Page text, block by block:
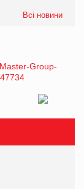
Всі новини